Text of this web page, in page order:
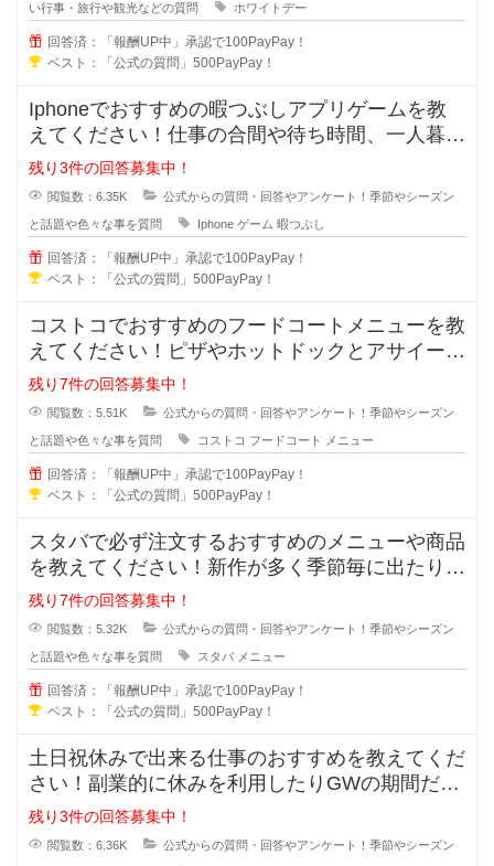
い行事・旅行や観光などの質問 ホワイトデー
回答済：「報酬UP中」承認で100PayPay！
ベスト：「公式の質問」500PayPay！
Iphoneでおすすめの暇つぶしアプリゲームを教
えてください！仕事の合間や待ち時間、一人暮ら
しなどで暇な時間ってあります
残り3件の回答募集中！
閲覧数：6.35K 公式からの質問・回答やアンケート！季節やシーズン
と話題や色々な事を質問 Iphone ゲーム 暇つぶし
回答済：「報酬UP中」承認で100PayPay！
ベスト：「公式の質問」500PayPay！
コストコでおすすめのフードコートメニューを教
えてください！ピザやホットドックとアサイーボ
ウルなど様々なメニューがあります
残り7件の回答募集中！
閲覧数：5.51K 公式からの質問・回答やアンケート！季節やシーズン
と話題や色々な事を質問 コストコ フードコート メニュー
回答済：「報酬UP中」承認で100PayPay！
ベスト：「公式の質問」500PayPay！
スタバで必ず注文するおすすめのメニューや商品
を教えてください！新作が多く季節毎に出たりし
ますが、スタバで定番的に注文する
残り7件の回答募集中！
閲覧数：5.32K 公式からの質問・回答やアンケート！季節やシーズン
と話題や色々な事を質問 スタバ メニュー
回答済：「報酬UP中」承認で100PayPay！
ベスト：「公式の質問」500PayPay！
土日祝休みで出来る仕事のおすすめを教えてくだ
さい！副業的に休みを利用したりGWの期間だけ
の短期バイトなどで仕事をしたい場
残り3件の回答募集中！
閲覧数：6.36K 公式からの質問・回答やアンケート！季節やシーズン